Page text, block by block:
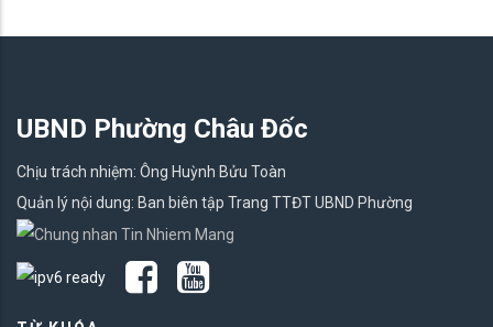
UBND Phường Châu Đốc
Chịu trách nhiệm: Ông Huỳnh Bửu Toàn
Quản lý nội dung: Ban biên tập Trang TTĐT UBND Phường